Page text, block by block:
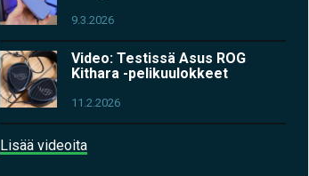
9.3.2026
Video: Testissä Asus ROG
Kithara -pelikuulokkeet
11.2.2026
Lisää videoita